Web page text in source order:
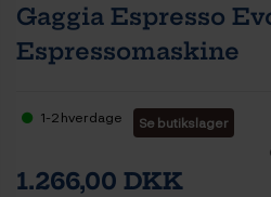
Gaggia Espresso
Espressomaskine
1-2 hverdage
Se butikslager
1.266,00 DKK